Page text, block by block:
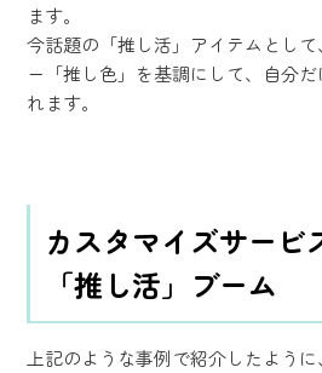
ます。
今話題の「推し活」アイテムとし
ー「推し色」を基調にして、自分
れます。
カスタマイズサービ
「推し活」ブーム
上記のような事例で紹介したよう